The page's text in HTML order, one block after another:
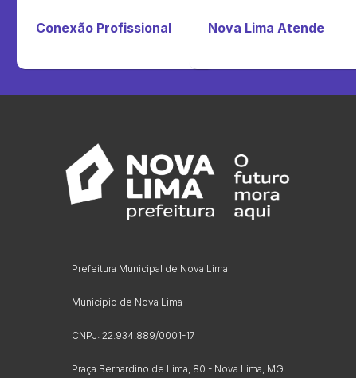
Conexão Profissional Nova Lima Atende
Prefeitura Municipal de Nova Lima
Município de Nova Lima
CNPJ: 22.934.889/0001-17
Praça Bernardino de Lima, 80 - Nova Lima, MG